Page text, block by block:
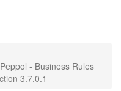
- Business Rules
3.7.0.1